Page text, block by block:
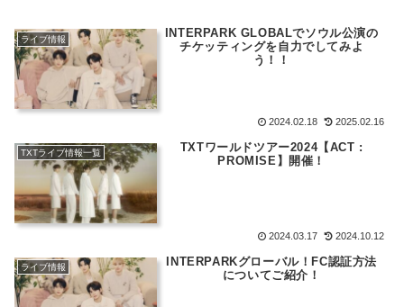
ライブ情報
INTERPARK GLOBALでソウル公演の
チケッティングを自力でしてみよ
う！！
2024.02.18 2025.02.16
TXTライブ情報一覧
TXTワールドツアー2024【ACT :
PROMISE】開催！
2024.03.17 2024.10.12
ライブ情報
INTERPARKグローバル！FC認証方法
についてご紹介！